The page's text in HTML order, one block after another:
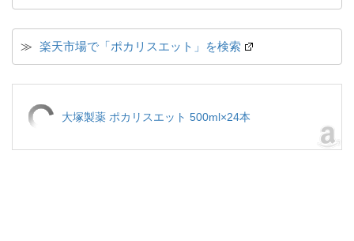
≫ 楽天市場で「ポカリスエット」を検索
大塚製薬 ポカリスエット 500ml×24本